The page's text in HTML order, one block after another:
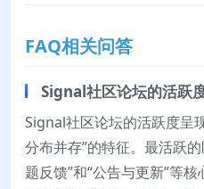
FAQ相关问答
Signal社区论坛的活跃
Signal社区论坛的活跃度呈
分布并存”的特征。最活跃
题反馈”和“公告与更新”等